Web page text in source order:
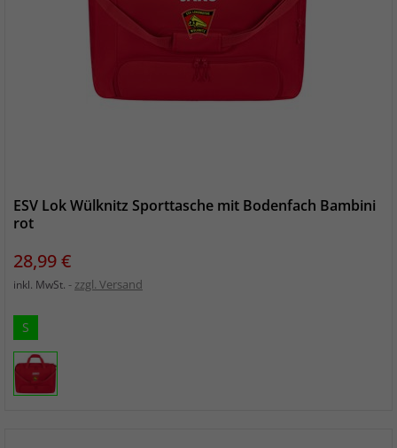
ESV Lok Wülknitz Sporttasche mit Bodenfach Bambini
rot
Preis
28,99 €
inkl. MwSt. zzgl. Versand
S